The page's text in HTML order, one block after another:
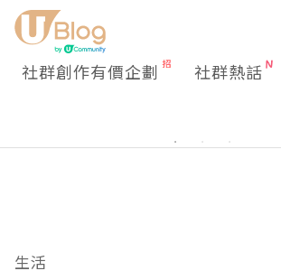
社群創作有價企劃 社群熱話
生活